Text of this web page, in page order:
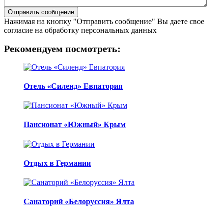
Нажимая на кнопку "Отправить сообщение" Вы даете свое
согласие на обработку персональных данных
Рекомендуем посмотреть:
Отель «Силенд» Евпатория
Пансионат «Южный» Крым
Отдых в Германии
Санаторий «Белоруссия» Ялта